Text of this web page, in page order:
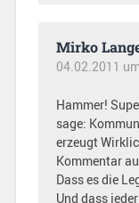
Mirko
04.02.2011
Hammer!
sage:
erzeugt
Kommentar
Dass es die
Und dass